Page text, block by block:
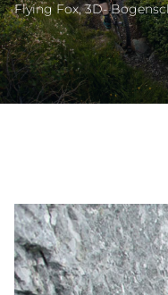
Flying Fox, 3D-